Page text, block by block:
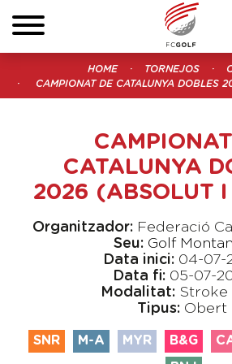
HOME TORNEJOS
CAMPIONAT DE CATALUNYA DOBLES
CATALUNYA
2026 (ABSOLUT I
Organitzador: Federació
Seu: Golf
Data inici: 04-07-
Data fi: 05-07-
Modalitat: Stroke
Tipus: Obert
SNR M-A MYR B&G